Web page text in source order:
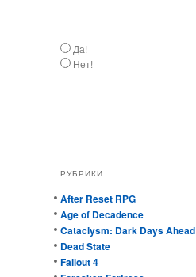
Да!
Нет!
РУБРИКИ
After Reset RPG
Age of Decadence
Cataclysm: Dark Days Ahead
Dead State
Fallout 4